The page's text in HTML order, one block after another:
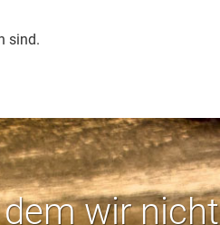
sind.
wir nicht